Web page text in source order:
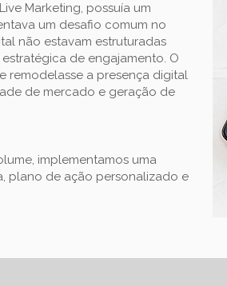
Marketing, possuía um
um desafio comum no
não estavam estruturadas
de engajamento. O
remodelasse a presença digital
de mercado e geração de
implementamos uma
plano de ação personalizado e